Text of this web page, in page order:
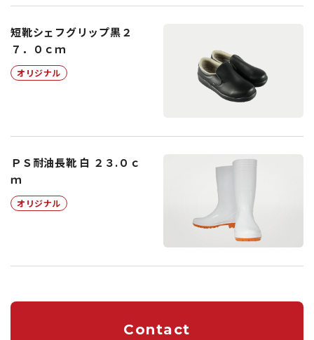
短靴シェフグリップ黒２
７．０ｃｍ
オリジナル
ＰＳ耐油長靴 白 ２３.０ｃ
ｍ
オリジナル
Contact